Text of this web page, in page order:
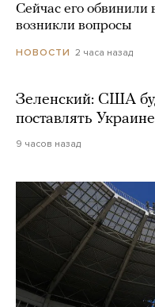
Сейчас его обвинили
возникли вопросы
НОВОСТИ 2 часа назад
Зеленский: США
поставлять
9 часов назад